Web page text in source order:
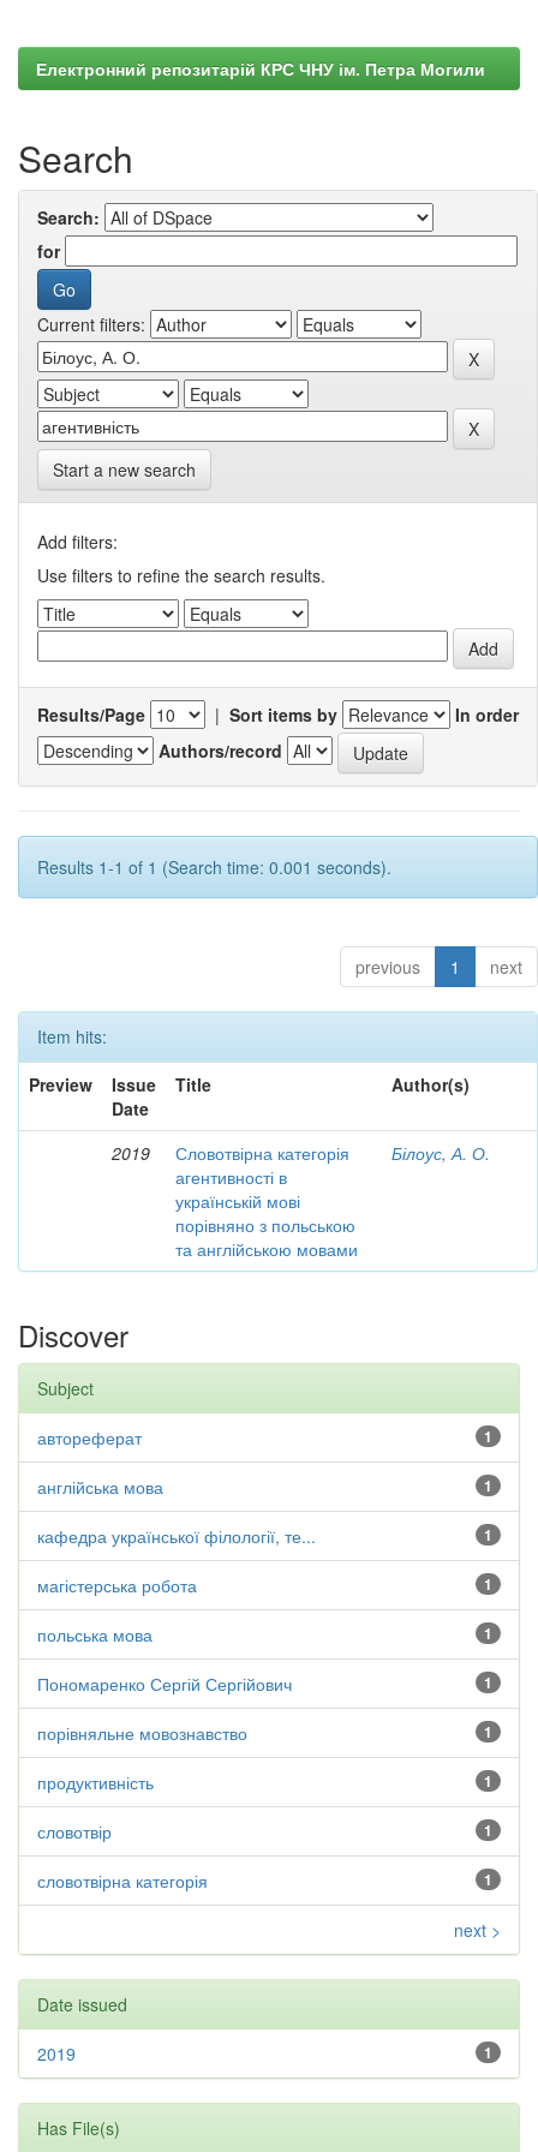
Електронний репозитарій КРС ЧНУ ім. Петра Могили
Search
Search:
for
Current filters:
Start a new search
Add filters:
Use filters to refine the search results.
Results/Page | Sort items by
In order
Authors/record
Results 1-1 of 1 (Search time: 0.001 seconds).
previous 1 next
Item hits:
Preview
Issue
Date
Title Author(s)
2019
Словотвірна категорія
агентивності в
українській мові
порівняно з польською
та англійською мовами
Білоус, А. О.
Discover
Subject
1
автореферат
1
англійська мова
1
кафедра української філології, те...
1
магістерська робота
1
польська мова
1
Пономаренко Сергій Сергійович
1
порівняльне мовознавство
1
продуктивність
1
словотвір
1
словотвірна категорія
next >
Date issued
1
2019
Has File(s)